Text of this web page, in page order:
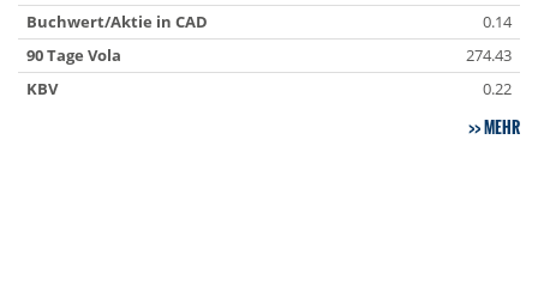
Buchwert/Aktie in CAD
0.14
90 Tage Vola
274.43
KBV
0.22
MEHR